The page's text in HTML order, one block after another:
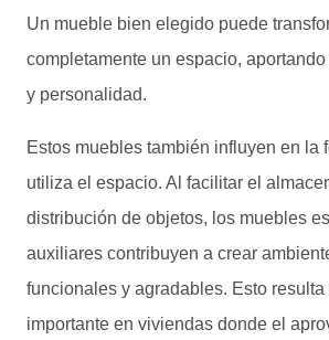
Un mueble bien elegido puede
completamente un espacio,
y personalidad.
Estos muebles también influyen en la
utiliza el espacio. Al facilitar el
distribución de objetos, los muebles
auxiliares contribuyen a crear
funcionales y agradables. Esto
importante en viviendas donde el